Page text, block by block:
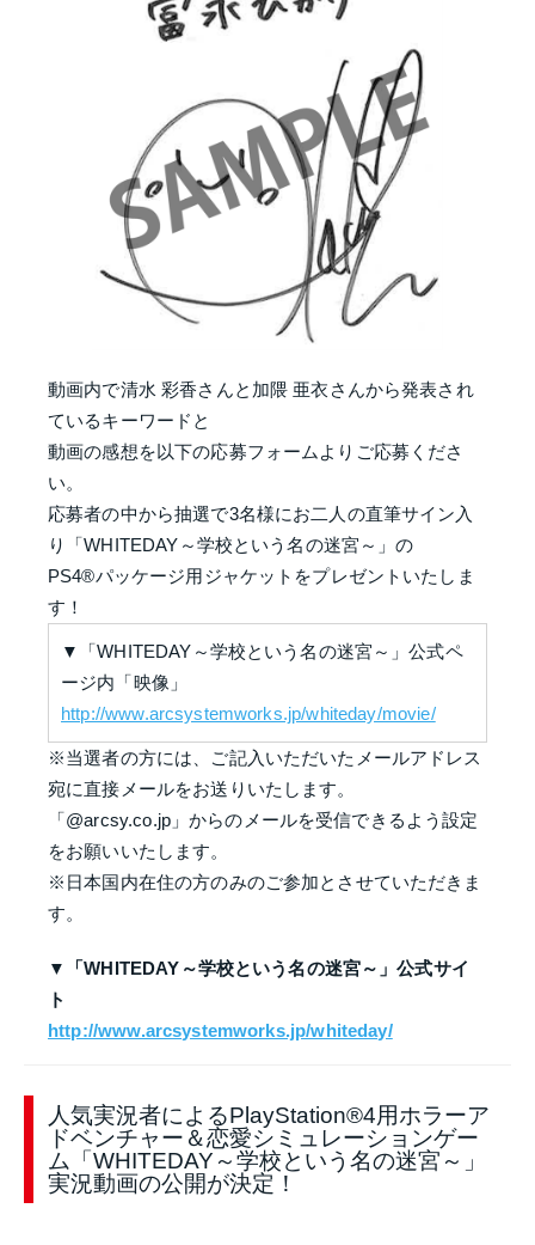
動画内で清水 彩香さんと加隈 亜衣さんから発表され
ているキーワードと
動画の感想を以下の応募フォームよりご応募くださ
い。
応募者の中から抽選で3名様にお二人の直筆サイン入
り「WHITEDAY～学校という名の迷宮～」の
PS4®パッケージ用ジャケットをプレゼントいたしま
す！
▼「WHITEDAY～学校という名の迷宮～」公式ペ
ージ内「映像」
http://www.arcsystemworks.jp/whiteday/movie/
※当選者の方には、ご記入いただいたメールアドレス
宛に直接メールをお送りいたします。
「@arcsy.co.jp」からのメールを受信できるよう設定
をお願いいたします。
※日本国内在住の方のみのご参加とさせていただきま
す。
▼「WHITEDAY～学校という名の迷宮～」公式サイ
ト
http://www.arcsystemworks.jp/whiteday/
人気実況者によるPlayStation®4用ホラーア
ドベンチャー＆恋愛シミュレーションゲー
ム「WHITEDAY～学校という名の迷宮～」
実況動画の公開が決定！